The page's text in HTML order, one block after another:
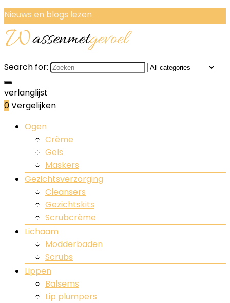
Nieuws en blogs lezen
Search for:
verlanglijst
0Vergelijken
Ogen
Crème
Gels
Maskers
Gezichtsverzorging
Cleansers
Gezichtskits
Scrubcrème
Lichaam
Modderbaden
Scrubs
Lippen
Balsems
Lip plumpers